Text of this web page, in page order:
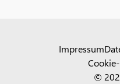
©
Impressum